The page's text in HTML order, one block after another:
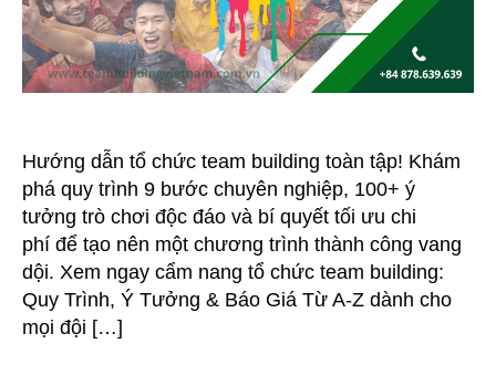
Ý
Tưởng
&
Báo
A-
Z
Hướng dẫn tổ chức team building toàn tập! Khám
phá quy trình 9 bước chuyên nghiệp, 100+ ý
tưởng trò chơi độc đáo và bí quyết tối ưu chi
phí để tạo nên một chương trình thành công vang
dội. Xem ngay cẩm nang tổ chức team building:
Quy Trình, Ý Tưởng & Báo Giá Từ A-Z dành cho
mọi đội […]